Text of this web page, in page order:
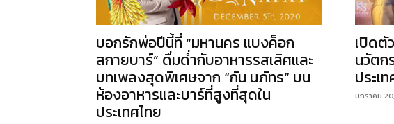
บอกรักพ่อปีนี้ที่ “มหานคร แบงค็อก
สกายบาร์” ดื่มด่ำกับอาหารรสเลิศและ
บทเพลงสุดพิเศษจาก “กัน นภัทร” บน
ห้องอาหารและบาร์ที่สูงที่สุดใน
ประเทศไทย
เปิดตั
นวัตก
ประเ
มกราคม